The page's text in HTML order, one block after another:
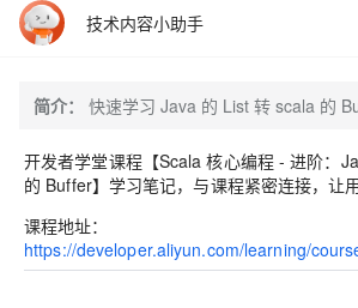
技术内容小助手
简介： 快速学习 Java 的 List 转 scala 的
开发者学堂课程【Scala 核心编程 - 进阶：
的 Buffer】 学习笔记，与课程紧密连接，让
课程地址：
https://developer.aliyun.com/learning/